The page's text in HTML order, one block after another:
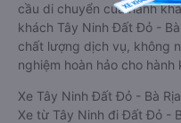
cầu di chuyển của hành
khách Tây Ninh Đất Đỏ -
chất lượng dịch vụ, không
nghiệm hoàn hảo cho hành
Xe Tây Ninh Đất Đỏ - Bà
Xe từ Tây Ninh đi Đất Đỏ -